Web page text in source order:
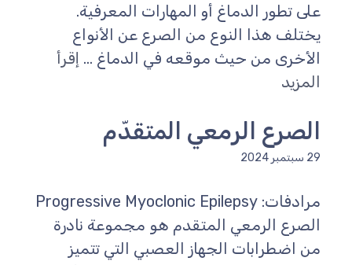
على تطور الدماغ أو المهارات المعرفية.
يختلف هذا النوع من الصرع عن الأنواع
الأخرى من حيث موقعه في الدماغ ... إقرأ
المزيد
الصرع الرمعي المتقدّم
29 سبتمبر 2024
مرادفات: Progressive Myoclonic Epilepsy
الصرع الرمعي المتقدم هو مجموعة نادرة
من اضطرابات الجهاز العصبي التي تتميز